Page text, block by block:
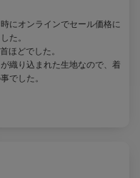
にオンラインでセール価格に
た。
ほどでした。
織り込まれた生地なので、着
でした。